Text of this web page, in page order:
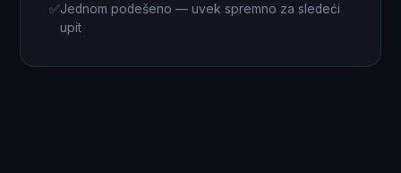
✅Jednom podešeno — uvek spremno za sledeći
upit